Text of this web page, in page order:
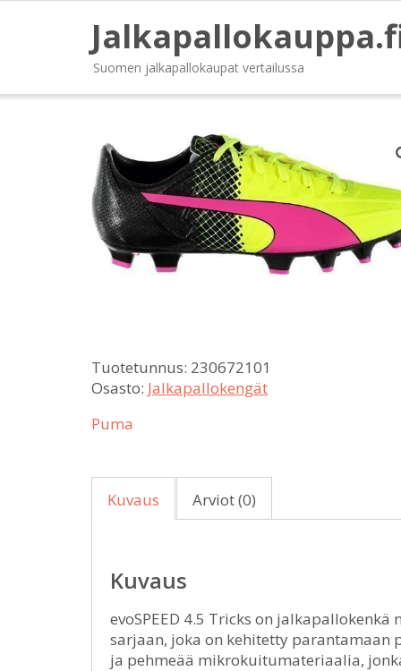
Suomen jalkapallokaupat vertailussa
Tuotetunnus: 230672101
Osasto: Jalkapallokengät
Puma
Kuvaus Arviot (0)
Kuvaus
evoSPEED 4.5 Tricks on jalkapallokenkä
sarjaan, joka on kehitetty parantamaan
ja pehmeää mikrokuitumateriaalia,